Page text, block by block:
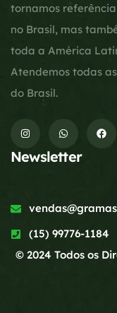
tornamos
no Brasil, mas
toda a América
Atendemos todas
do Brasil.
Newsletter
(15) 99776-1184
© 2024 Todos os